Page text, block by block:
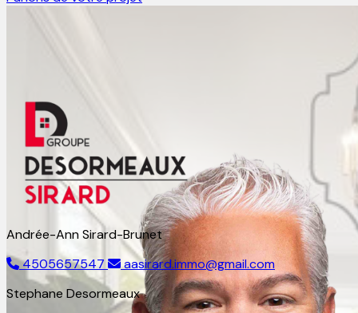
Andrée-Ann Sirard-Brunet
4505657547
aasirard.immo@gmail.com
Stephane Desormeaux